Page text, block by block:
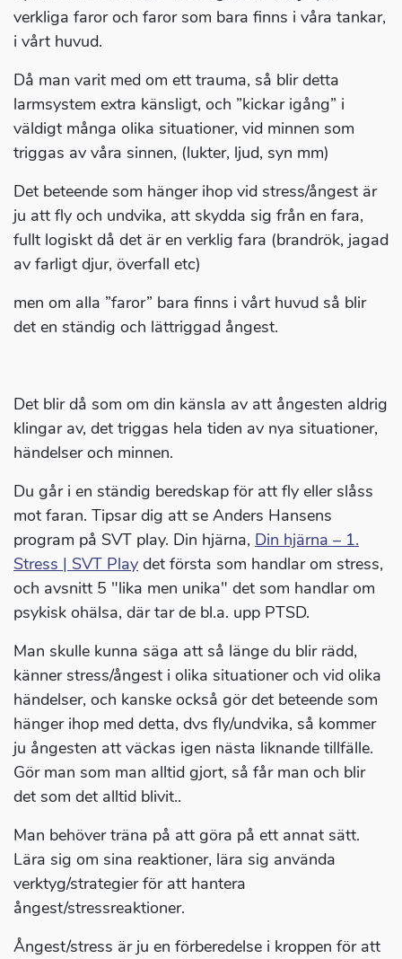
verkliga faror och faror som bara finns i våra tankar,
i vårt huvud.
Då man varit med om ett trauma, så blir detta
larmsystem extra känsligt, och ”kickar igång” i
väldigt många olika situationer, vid minnen som
triggas av våra sinnen, (lukter, ljud, syn mm)
Det beteende som hänger ihop vid stress/ångest är
ju att fly och undvika, att skydda sig från en fara,
fullt logiskt då det är en verklig fara (brandrök, jagad
av farligt djur, överfall etc)
men om alla ”faror” bara finns i vårt huvud så blir
det en ständig och lättriggad ångest.
Det blir då som om din känsla av att ångesten aldrig
klingar av, det triggas hela tiden av nya situationer,
händelser och minnen.
Du går i en ständig beredskap för att fly eller slåss
mot faran. Tipsar dig att se Anders Hansens
program på SVT play. Din hjärna, Din hjärna – 1.
Stress | SVT Play det första som handlar om stress,
och avsnitt 5 "lika men unika" det som handlar om
psykisk ohälsa, där tar de bl.a. upp PTSD.
Man skulle kunna säga att så länge du blir rädd,
känner stress/ångest i olika situationer och vid olika
händelser, och kanske också gör det beteende som
hänger ihop med detta, dvs fly/undvika, så kommer
ju ångesten att väckas igen nästa liknande tillfälle.
Gör man som man alltid gjort, så får man och blir
det som det alltid blivit..
Man behöver träna på att göra på ett annat sätt.
Lära sig om sina reaktioner, lära sig använda
verktyg/strategier för att hantera
ångest/stressreaktioner.
Ångest/stress är ju en förberedelse i kroppen för att